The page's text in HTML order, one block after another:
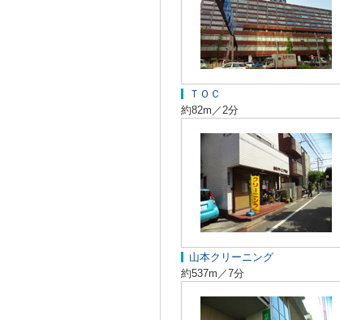
ＴＯＣ
約82m／2分
山本クリーニング
約537m／7分